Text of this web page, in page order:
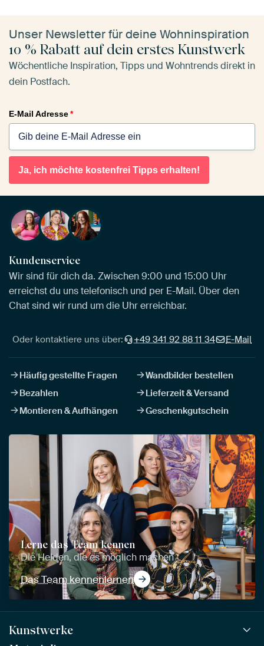
Unser Newsletter für deine Wohninspiration
10 % Rabatt auf dein erstes Kunstwerk
Wöchentliche Inspiration, Tipps und Wohntrends direkt in
dein Postfach.
E-Mail Adresse*
Ja, ich möchte kostenfrei Tipps erhalten!
Kundenservice
Wir sind für dich da. Zwischen 9:00 und 15:00 Uhr
erreichst du uns telefonisch und per E-Mail. Über den
Chat sind wir rund um die Uhr erreichbar.
Oder kontaktiere uns über: +49 341 92 88 11 34 E-Mail
Häufig gestellte Fragen
Wandbilder bestellen
Bezahlen
Lieferzeit & Versand
Montieren & Aufhängen
Geschenkgutschein
Lerne das Team kennen
Die Helden, die es möglich machen
Das Team kennenlernen
Kunstwerke